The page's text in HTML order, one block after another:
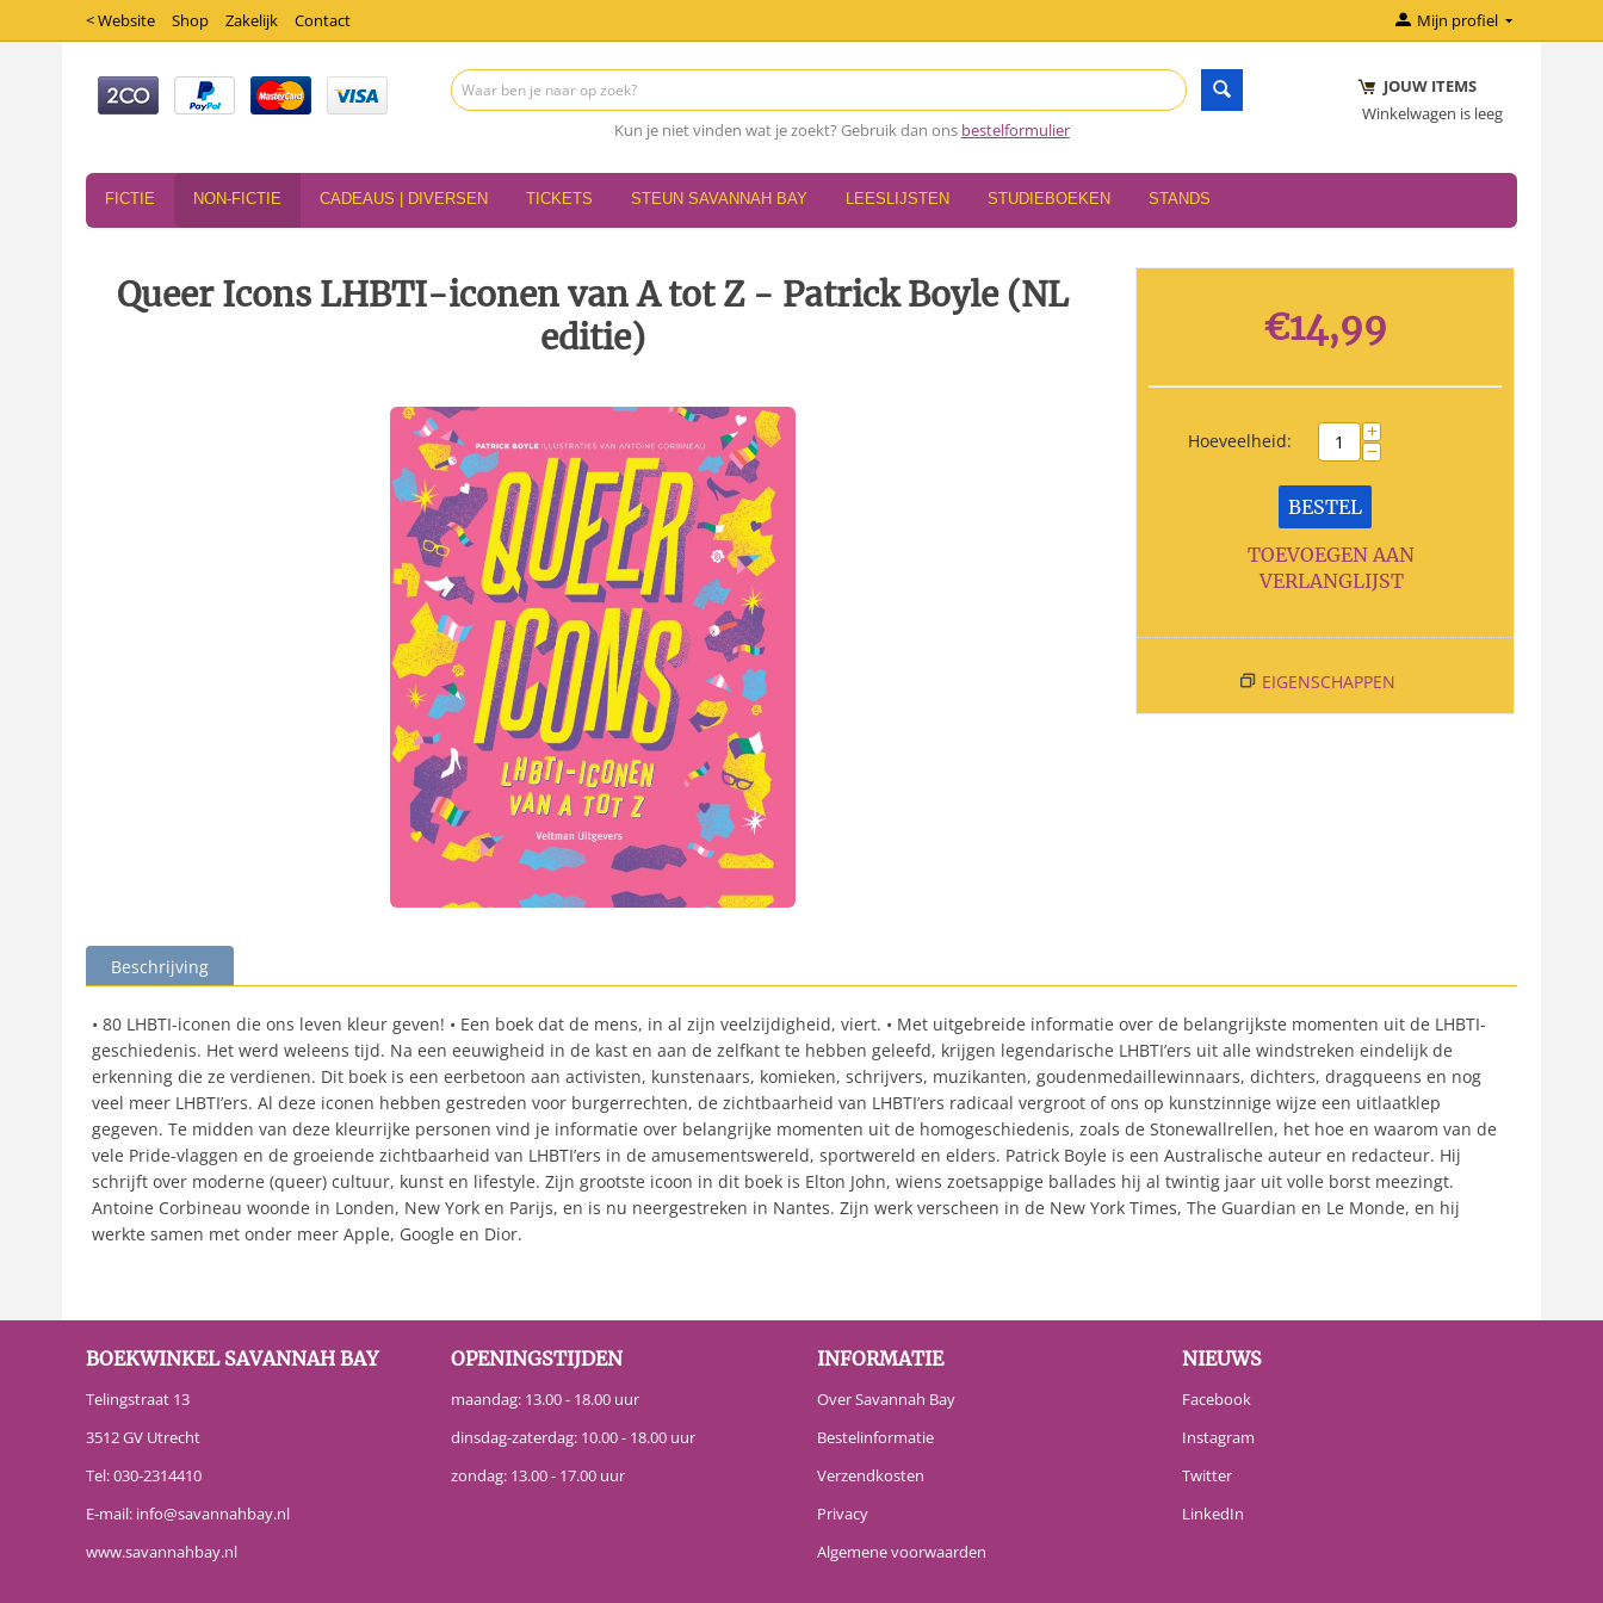
< Website Shop Zakelijk Contact Mijn profiel
Kun je niet vinden wat je zoekt? Gebruik dan ons bestelformulier
JOUW ITEMS
Winkelwagen is leeg
FICTIE NON-FICTIE CADEAUS | DIVERSEN TICKETS STEUN SAVANNAH BAY LEESLIJSTEN STUDIEBOEKEN STANDS
Queer Icons LHBTI-iconen van A tot Z - Patrick Boyle (NL
editie)
€14,99
Hoeveelheid: +
−
BESTEL
TOEVOEGEN AAN
VERLANGLIJST
EIGENSCHAPPEN
Beschrijving
• 80 LHBTI-iconen die ons leven kleur geven! • Een boek dat de mens, in al zijn veelzijdigheid, viert. • Met uitgebreide informatie over de belangrijkste momenten uit de LHBTI-
geschiedenis. Het werd weleens tijd. Na een eeuwigheid in de kast en aan de zelfkant te hebben geleefd, krijgen legendarische LHBTI’ers uit alle windstreken eindelijk de
erkenning die ze verdienen. Dit boek is een eerbetoon aan activisten, kunstenaars, komieken, schrijvers, muzikanten, goudenmedaillewinnaars, dichters, dragqueens en nog
veel meer LHBTI’ers. Al deze iconen hebben gestreden voor burgerrechten, de zichtbaarheid van LHBTI’ers radicaal vergroot of ons op kunstzinnige wijze een uitlaatklep
gegeven. Te midden van deze kleurrijke personen vind je informatie over belangrijke momenten uit de homogeschiedenis, zoals de Stonewallrellen, het hoe en waarom van de
vele Pride-vlaggen en de groeiende zichtbaarheid van LHBTI’ers in de amusementswereld, sportwereld en elders. Patrick Boyle is een Australische auteur en redacteur. Hij
schrijft over moderne (queer) cultuur, kunst en lifestyle. Zijn grootste icoon in dit boek is Elton John, wiens zoetsappige ballades hij al twintig jaar uit volle borst meezingt.
Antoine Corbineau woonde in Londen, New York en Parijs, en is nu neergestreken in Nantes. Zijn werk verscheen in de New York Times, The Guardian en Le Monde, en hij
werkte samen met onder meer Apple, Google en Dior.
BOEKWINKEL SAVANNAH BAY
Telingstraat 13
3512 GV Utrecht
Tel:030-2314410
E-mail: info@savannahbay.nl
www.savannahbay.nl
OPENINGSTIJDEN
maandag: 13.00 - 18.00 uur
dinsdag-zaterdag: 10.00 - 18.00 uur
zondag: 13.00 - 17.00 uur
INFORMATIE
Over Savannah Bay
Bestelinformatie
Verzendkosten
Privacy
Algemene voorwaarden
NIEUWS
Facebook
Instagram
Twitter
LinkedIn